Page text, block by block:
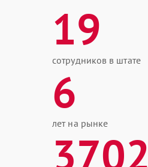
19
сотрудников в штате
6
лет на рынке
3702